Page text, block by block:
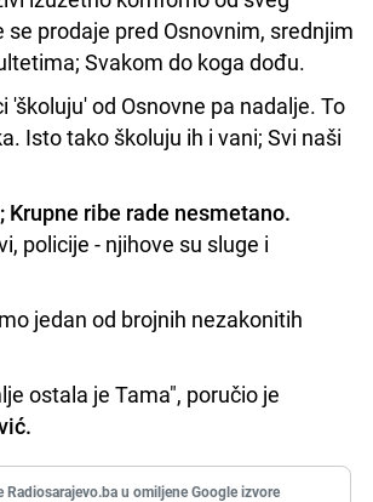
se prodaje pred Osnovnim, srednjim
Svakom do koga dođu.
'školuju' od Osnovne pa nadalje. To
Isto tako školuju ih i vani; Svi naši
Krupne ribe rade nesmetano.
policije - njihove su sluge i
jedan od brojnih nezakonitih
ostala je Tama", poručio je
Radiosarajevo.ba u omiljene Google izvore